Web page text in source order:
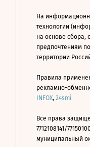
На
технологии
на основе сбора,
предпочтениям
территории
Правила
рекламно-
INFOX, 24smi
Все права
7712108141/
муниципальный